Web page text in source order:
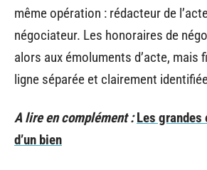
même opération : rédacteur de
négociateur. Les honoraires de
alors aux émoluments d’acte, mais
ligne séparée et clairement
A lire en complément : Les grandes
d’un bien